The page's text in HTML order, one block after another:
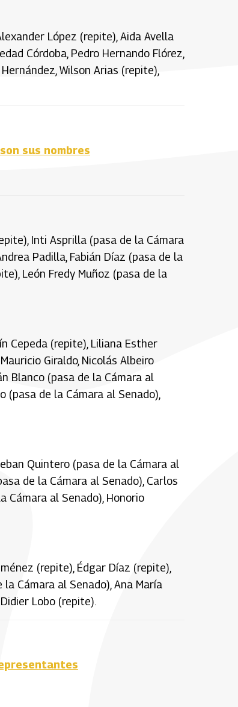
López (repite), Aida Avella
Córdoba, Pedro Hernando Flórez,
Wilson Arias (repite),
sus nombres
Inti Asprilla (pasa de la Cámara
Padilla, Fabián Díaz (pasa de la
León Fredy Muñoz (pasa de la
Cepeda (repite), Liliana Esther
Giraldo, Nicolás Albeiro
Blanco (pasa de la Cámara al
(pasa de la Cámara al Senado),
Quintero (pasa de la Cámara al
de la Cámara al Senado), Carlos
Cámara al Senado), Honorio
(repite), Édgar Díaz (repite),
Cámara al Senado), Ana María
Lobo (repite).